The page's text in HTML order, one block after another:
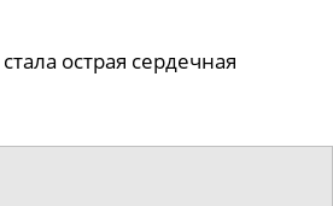
острая сердечная